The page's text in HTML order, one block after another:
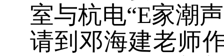
室与杭电“E家潮
请到邓海建老师